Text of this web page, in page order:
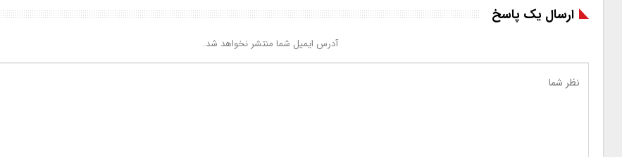
ارسال یک پاسخ
آدرس ایمیل شما منتشر نخواهد شد.